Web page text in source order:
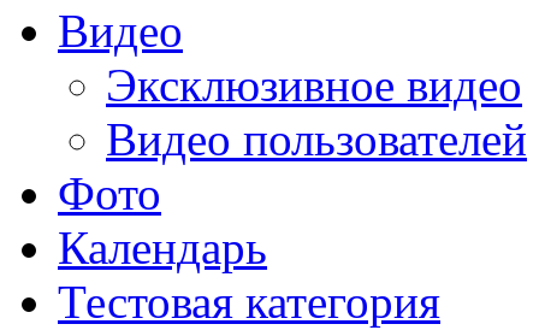
Видео
Эксклюзивное видео
Видео пользователей
Фото
Календарь
Тестовая категория